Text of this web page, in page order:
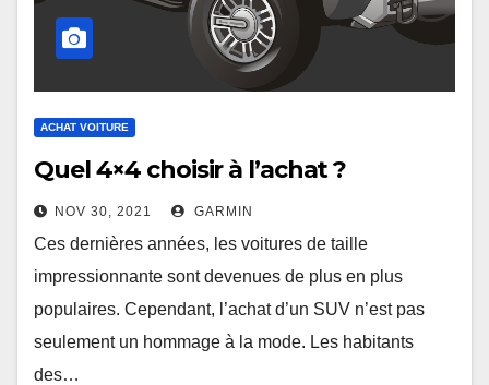
ACHAT VOITURE
Quel 4×4 choisir à l’achat ?
NOV 30, 2021 GARMIN
Ces dernières années, les voitures de taille
impressionnante sont devenues de plus en plus
populaires. Cependant, l’achat d’un SUV n’est pas
seulement un hommage à la mode. Les habitants
des…